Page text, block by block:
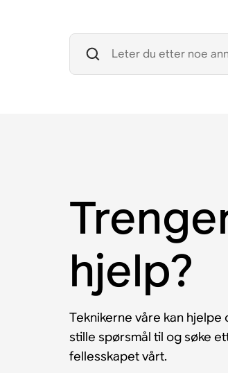
hjelp?
Teknikerne våre kan
stille spørsmål til og søke
fellesskapet vårt.